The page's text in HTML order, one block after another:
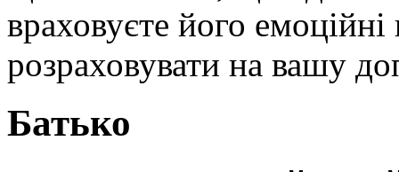
враховуєте його
розраховувати на вашу
Батько